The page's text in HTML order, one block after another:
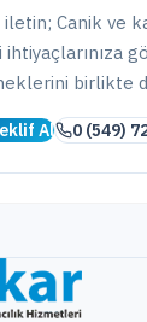
iletin; Canik ve
birlikte
Al 0 (549)